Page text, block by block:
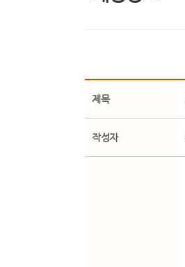
제목
작성자